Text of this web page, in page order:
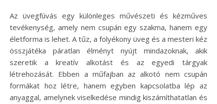
Az üvegfúvás egy különleges művészeti és kézműves
tevékenység, amely nem csupán egy szakma, hanem egy
életforma is lehet. A tűz, a folyékony üveg és a mesteri kéz
összjátéka páratlan élményt nyújt mindazoknak, akik
szeretik a kreatív alkotást és az egyedi tárgyak
létrehozását. Ebben a műfajban az alkotó nem csupán
formákat hoz létre, hanem egyben kapcsolatba lép az
anyaggal, amelynek viselkedése mindig kiszámíthatatlan és